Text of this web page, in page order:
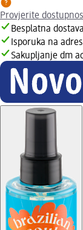
Provjerite
Besplatna
Isporuka na
Sakupljanje dm